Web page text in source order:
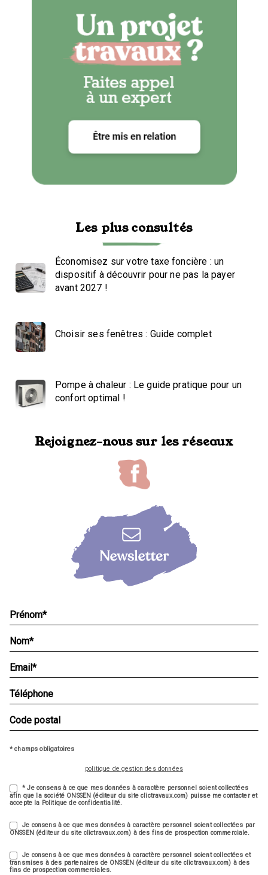
Les plus consultés
Économisez sur votre taxe foncière : un
dispositif à découvrir pour ne pas la payer
avant 2027 !
Choisir ses fenêtres : Guide complet
Pompe à chaleur : Le guide pratique pour un
confort optimal !
Rejoignez-nous sur les réseaux
* champs obligatoires
politique de gestion des données
* Je consens à ce que mes données à caractère personnel soient collectées
afin que la société ONSSEN (éditeur du site clictravaux.com) puisse me contacter et
accepte la Politique de confidentialité.
Je consens à ce que mes données à caractère personnel soient collectées par
ONSSEN (éditeur du site clictravaux.com) à des fins de prospection commerciale.
Je consens à ce que mes données à caractère personnel soient collectées et
transmises à des partenaires de ONSSEN (éditeur du site clictravaux.com) à des
fins de prospection commerciales.